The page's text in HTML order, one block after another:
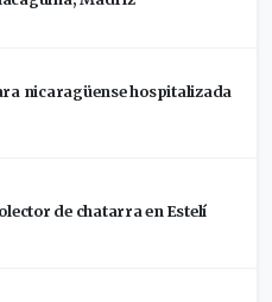
nicaragüense hospitalizada
de chatarra en Estelí